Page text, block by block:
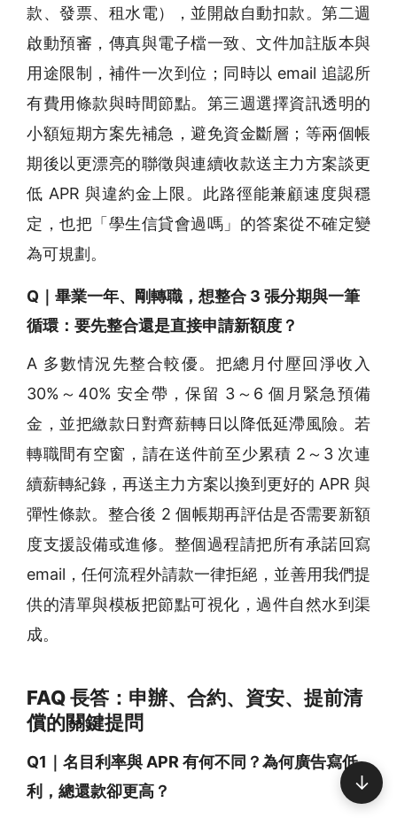
款、發票、租水電），並開啟自動扣款。第二週
啟動預審，傳真與電子檔一致、文件加註版本與
用途限制，補件一次到位；同時以 email 追認所
有費用條款與時間節點。第三週選擇資訊透明的
小額短期方案先補急，避免資金斷層；等兩個帳
期後以更漂亮的聯徵與連續收款送主力方案談更
低 APR 與違約金上限。此路徑能兼顧速度與穩
定，也把「學生信貸會過嗎」的答案從不確定變
為可規劃。
Q｜畢業一年、剛轉職，想整合 3 張分期與一筆
循環：要先整合還是直接申請新額度？
A 多數情況先整合較優。把總月付壓回淨收入
30%～40% 安全帶，保留 3～6 個月緊急預備
金，並把繳款日對齊薪轉日以降低延滯風險。若
轉職間有空窗，請在送件前至少累積 2～3 次連
續薪轉紀錄，再送主力方案以換到更好的 APR 與
彈性條款。整合後 2 個帳期再評估是否需要新額
度支援設備或進修。整個過程請把所有承諾回寫
email，任何流程外請款一律拒絕，並善用我們提
供的清單與模板把節點可視化，過件自然水到渠
成。
FAQ 長答：申辦、合約、資安、提前清
償的關鍵提問
Q1｜名目利率與 APR 有何不同？為何廣告寫低
利，總還款卻更高？
↓